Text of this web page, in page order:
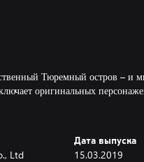
Тюремный остров – и
оригинальных
Ltd
Дата выпуска
15.03.2019